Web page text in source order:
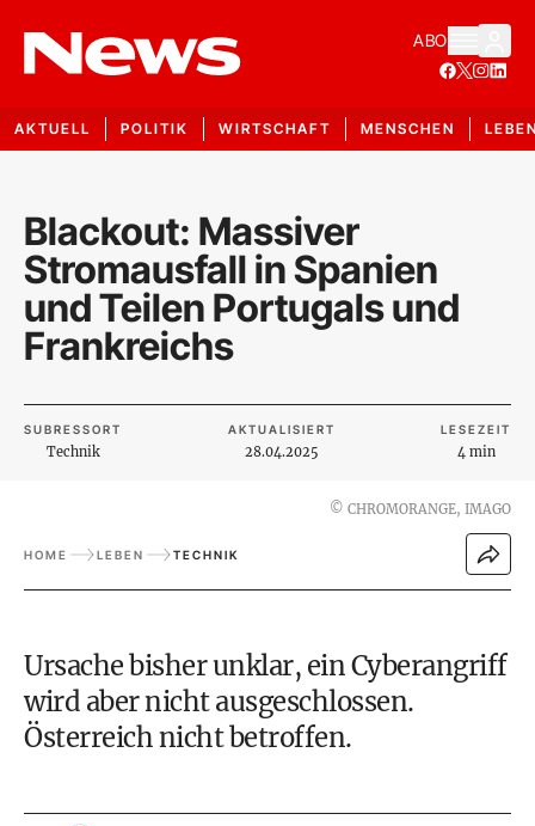
ABO
AKTUELL POLITIK WIRTSCHAFT MENSCHEN
Blackout: Massiver
Stromausfall in Spanien
und Teilen Portugals und
Frankreichs
SUBRESSORT
Technik
AKTUALISIERT
28.04.2025
LESEZEIT
4 min
© CHROMORANGE, IMAGO
HOME LEBEN TECHNIK
Ursache bisher unklar, ein Cyberangriff
wird aber nicht ausgeschlossen.
Österreich nicht betroffen.